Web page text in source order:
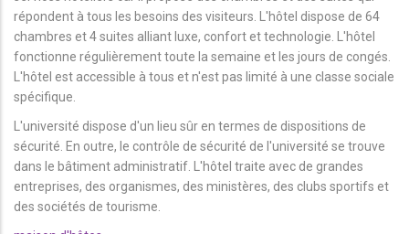
répondent à tous les besoins des visiteurs. L'hôtel dispose de 64
chambres et 4 suites alliant luxe, confort et technologie. L'hôtel
fonctionne régulièrement toute la semaine et les jours de congés.
L'hôtel est accessible à tous et n'est pas limité à une classe sociale
spécifique.
L'université dispose d'un lieu sûr en termes de dispositions de
sécurité. En outre, le contrôle de sécurité de l'université se trouve
dans le bâtiment administratif. L'hôtel traite avec de grandes
entreprises, des organismes, des ministères, des clubs sportifs et
des sociétés de tourisme.